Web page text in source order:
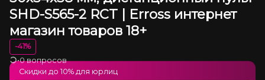
SHD-S565-2 RCT | Erross интернет
магазин товаров 18+
-41%
Загрузка
•0 вопросов
Скидки до 10% для юрлиц